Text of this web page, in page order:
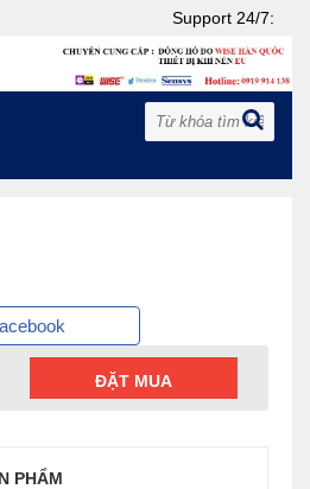
Support 24/7:
ĐẶT MUA
PHẨM